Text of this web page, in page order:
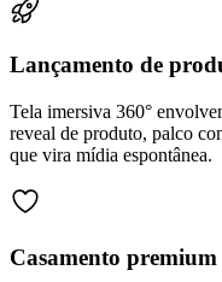
Lançamento de
Tela imersiva 360°
reveal de produto, palco
que vira mídia espontânea.
Casamento premium